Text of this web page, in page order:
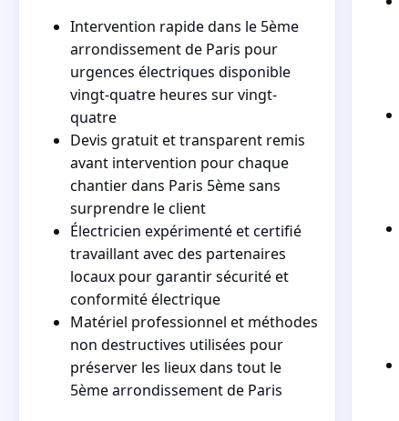
Intervention rapide dans le 5ème
arrondissement de Paris pour
urgences électriques disponible
vingt-quatre heures sur vingt-
quatre
Devis gratuit et transparent remis
avant intervention pour chaque
chantier dans Paris 5ème sans
surprendre le client
Électricien expérimenté et certifié
travaillant avec des partenaires
locaux pour garantir sécurité et
conformité électrique
Matériel professionnel et méthodes
non destructives utilisées pour
préserver les lieux dans tout le
5ème arrondissement de Paris